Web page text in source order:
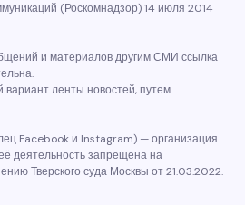
(Роскомнадзор) 14 июля 2014
и материалов другим СМИ ссылка
ленты новостей, путем
Facebook и Instagram) — организация
деятельность запрещена на
Тверского суда Москвы от 21.03.2022.